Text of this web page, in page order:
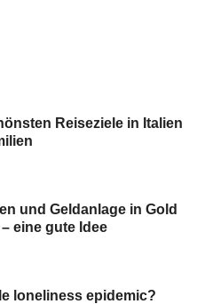
Reiseziele in Italien
und Geldanlage in Gold
eine gute Idee
loneliness epidemic?